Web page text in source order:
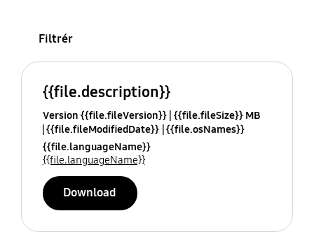
Filtrér
{{file.description}}
Version {{file.fileVersion}} {{file.fileSize}} MB
{{file.fileModifiedDate}} {{file.osNames}}
{{file.languageName}}
{{file.languageName}}
Download